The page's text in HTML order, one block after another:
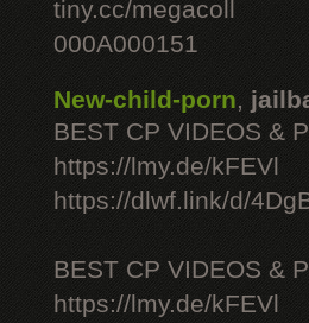
tiny.cc/megacoll
000A000151
New-child-porn,
BEST CP VIDEOS &
https://lmy.de/kFEVl
https://dlwf.link/d/
BEST CP VIDEOS &
https://lmy.de/kFEVl